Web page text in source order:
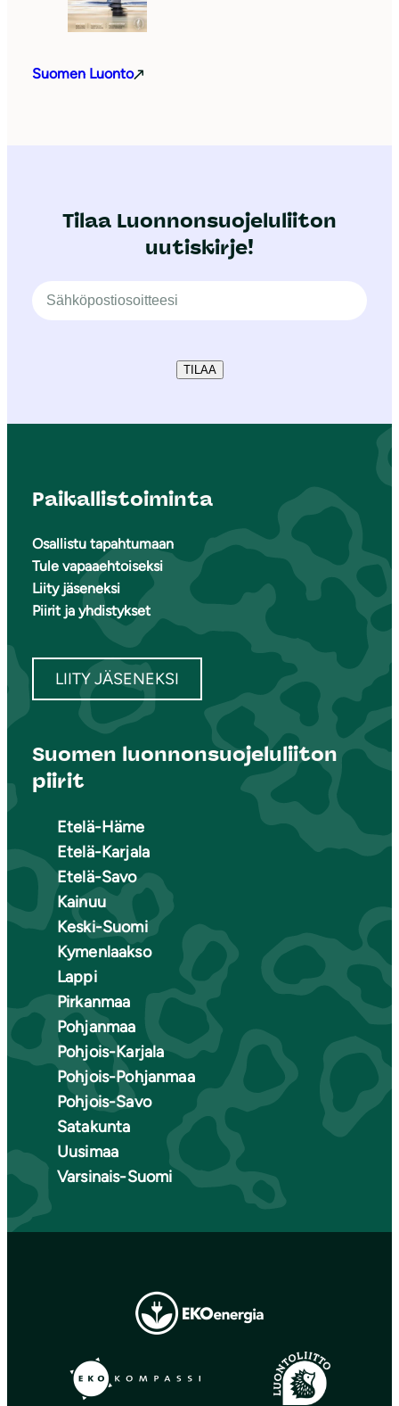
Suomen Luonto
Tilaa Luonnonsuojeluliiton
uutiskirje!
TILAA
Paikallistoiminta
Osallistu tapahtumaan
Tule vapaaehtoiseksi
Liity jäseneksi
Piirit ja yhdistykset
LIITY JÄSENEKSI
Suomen luonnonsuojeluliiton
piirit
Etelä-Häme
Etelä-Karjala
Etelä-Savo
Kainuu
Keski-Suomi
Kymenlaakso
Lappi
Pirkanmaa
Pohjanmaa
Pohjois-Karjala
Pohjois-Pohjanmaa
Pohjois-Savo
Satakunta
Uusimaa
Varsinais-Suomi